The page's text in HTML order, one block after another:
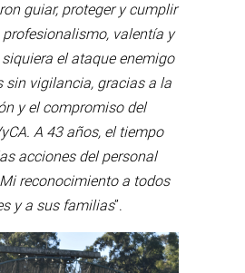
guiar, proteger y cumplir
valentía y
el ataque enemigo
sin vigilancia, gracias a la
y el compromiso del
A 43 años, el tiempo
acciones del personal
reconocimiento a todos
y a sus familias”.